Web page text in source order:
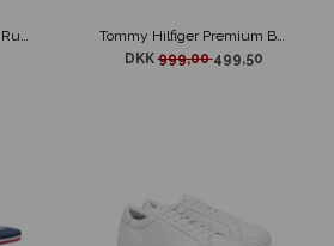
Tommy Hilfiger Outdoor Runner Mix Orange Mix
Tommy Hilfiger Premium Basket Sneaker Beige
DKK999,00499,50